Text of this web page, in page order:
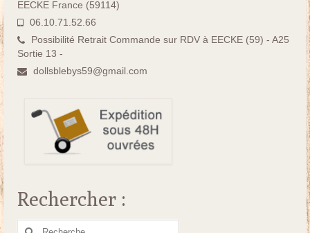
EECKE France (59114)
06.10.71.52.66
Possibilité Retrait Commande sur RDV à EECKE (59) - A25
Sortie 13 -
dollsblebys59@gmail.com
Rechercher :
Rechercher